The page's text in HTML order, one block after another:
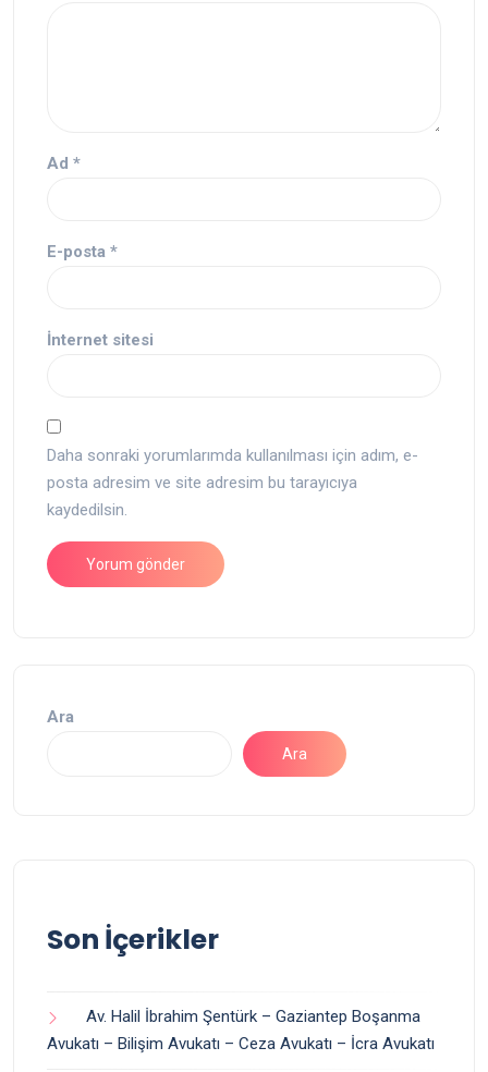
Ad *
E-posta *
İnternet sitesi
Daha sonraki yorumlarımda kullanılması için adım, e-
posta adresim ve site adresim bu tarayıcıya
kaydedilsin.
Ara
Ara
Son İçerikler
Av. Halil İbrahim Şentürk – Gaziantep Boşanma
Avukatı – Bilişim Avukatı – Ceza Avukatı – İcra Avukatı